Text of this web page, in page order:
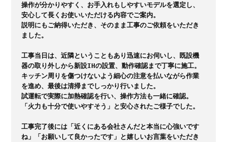
操作が分かりやすく、お手入れもしやすいモデルを選定し、
安心して長くお使いいただける内容でご案内。
説明にもご納得いただき、そのまま工事のご依頼をいただき
ました。
工事当日は、近隣ということもあり迅速にお伺いし、既設機
器の取り外しから新設IHの設置、動作確認まで丁寧に施工。
キッチン周りを傷つけないよう細心の注意を払いながら作業
を進め、最後は清掃までしっかり行いました。
試運転で実際に加熱確認を行い、操作方法も一緒に確認。
「火力も十分で使いやすそう」と安心されたご様子でした。
工事完了後には「近くにある会社さんだと本当に心強いです
ね」「お願いして良かったです」と嬉しいお言葉をいただき